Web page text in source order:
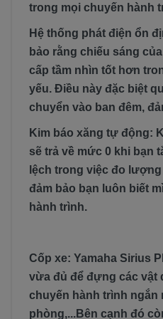
trong mọi chuyến hành
Hệ thống phát điện ổn
bảo rằng chiếu sáng
cấp tầm nhìn tốt hơn
yếu. Điều này đặc biệt
chuyển vào ban đêm,
Kim báo xăng tự động:
sẽ trả về mức 0 khi bạn
lệch trong việc đo
đảm bảo bạn luôn biết
hành trình.
Cốp xe: Yamaha Sirius
vừa đủ để đựng các vật
chuyến hành trình
phòng,...Bên cạnh đó